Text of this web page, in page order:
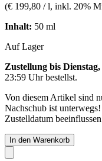
(€ 199,80 / l, inkl. 20%
Inhalt: 50 ml
Auf Lager
Zustellung bis
23:59 Uhrbestellst.
Von diesem Artikel sind
Nachschub ist
Zustelldatum
In den Warenkorb